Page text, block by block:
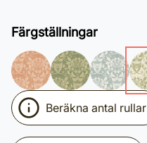
Färgställningar
Beräkna antal rullar